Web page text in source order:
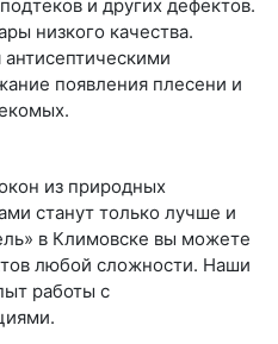
и других дефектов.
низкого качества.
появления плесени и
из природных
станут только лучше и
в Климовске вы можете
любой сложности. Наши
работы с